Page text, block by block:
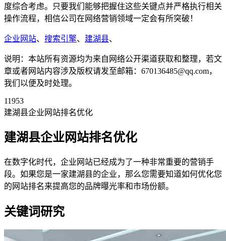
度综合考虑。只要我们能够把握住这些关键点并严格执行相关
操作流程，相信公司在网络营销领域一定会有所突破！
企业网站、 搜索引擎、 建湖县、
说明：本站所有资源均为来自网络公开渠道获取和整理，若文
章或者网站内容涉及版权请发至邮箱：670136485@qq.com，
我们以便及时处理。
11953
建湖县企业网站排名优化
建湖县企业网站排名优化
在数字化时代，企业网站已经成为了一种非常重要的营销手
段。如果您是一家建湖县的企业，那么您需要知道如何优化您
的网站排名来提高您的品牌曝光率和市场份额。
关键词研究